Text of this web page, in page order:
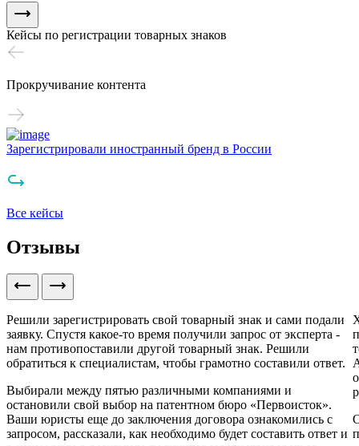
Кейсы по регистрации товарных знаков
Прокручивание контента
Зарегистрировали иностранный бренд в России
Все кейсы
Отзывы
Решили зарегистрировать свой товарный знак и сами подали
заявку. Спустя какое-то время получили запрос от эксперта -
нам противопоставили другой товарный знак. Решили
обратиться к специалистам, чтобы грамотно составили ответ.
Выбирали между пятью различными компаниями и
остановили свой выбор на патентном бюро «Первоисток».
Ваши юристы еще до заключения договора ознакомились с
запросом, рассказали, как необходимо будет составить ответ и